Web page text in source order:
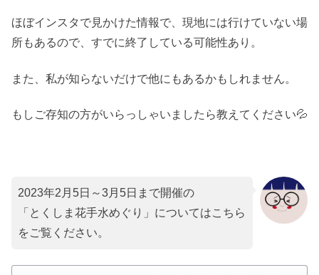
ほぼインスタで見かけた情報で、現地には行けていない場
所もあるので、すでに終了している可能性あり。
また、私が知らないだけで他にもあるかもしれません。
もしご存知の方がいらっしゃいましたら教えてください💦
2023年2月5日～3月5日まで開催の
「とくしま花手水めぐり」についてはこちら
をご覧ください。